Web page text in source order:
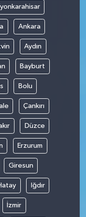
Ankara
Aydın
Bayburt
Bolu
Çankırı
Düzce
Erzurum
Giresun
Iğdır
İzmir